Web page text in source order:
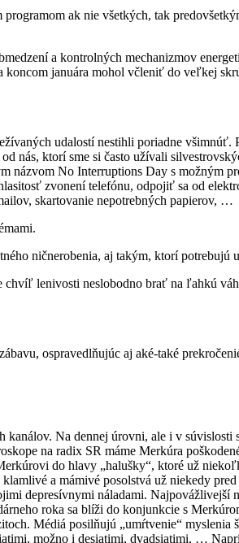
ak nie všetkých, tak
a kontrolných mechanizmov
januára mohol včleniť do veľkej
udalostí nestihli poriadne všimnúť.
nás, ktorí sme si často užívali
názvom No Interruptions Day s možným
zvonení telefónu, odpojiť sa od
skartovanie nepotrebných papierov, …
ničnerobenia, aj takým, ktorí potrebujú
lenivosti neslobodno brať na ľahkú
ospravedlňujúc aj aké-také
Na dennej úrovni, ale i v
na radix SR máme Merkúra
do hlavy „halušky“, ktoré už
a mámivé posolstvá už niekedy
depresívnymi náladami. Najpovážlivejší
roka sa blíži do konjunkcie s
Médiá posilňujú „umŕtvenie“
možno i desiatimi, dvadsiatimi, …